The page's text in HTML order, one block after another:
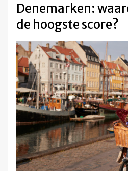
Denemarken:
de hoogste score?